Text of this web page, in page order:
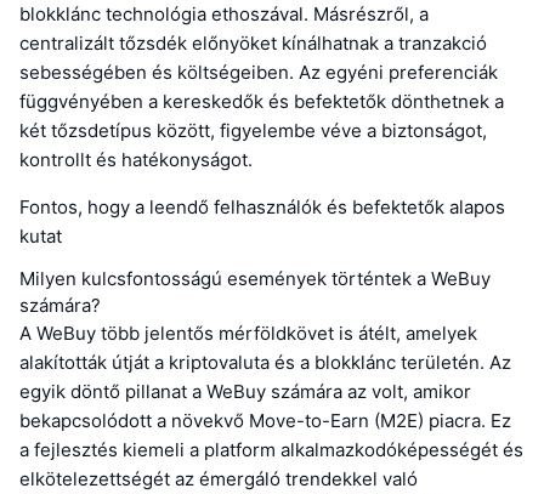
blokklánc technológia ethoszával. Másrészről, a
centralizált tőzsdék előnyöket kínálhatnak a tranzakció
sebességében és költségeiben. Az egyéni preferenciák
függvényében a kereskedők és befektetők dönthetnek a
két tőzsdetípus között, figyelembe véve a biztonságot,
kontrollt és hatékonyságot.
Fontos, hogy a leendő felhasználók és befektetők alapos
kutat
Milyen kulcsfontosságú események történtek a WeBuy
számára?
A WeBuy több jelentős mérföldkövet is átélt, amelyek
alakították útját a kriptovaluta és a blokklánc területén. Az
egyik döntő pillanat a WeBuy számára az volt, amikor
bekapcsolódott a növekvő Move-to-Earn (M2E) piacra. Ez
a fejlesztés kiemeli a platform alkalmazkodóképességét és
elkötelezettségét az émergáló trendekkel való